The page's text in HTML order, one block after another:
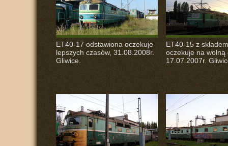
ET40-17 odstawiona oczekuje
lepszych czasów, 31.08.2008r.
Gliwice.
ET40-15 z
oczekuje na wolną
17.07.2007r.